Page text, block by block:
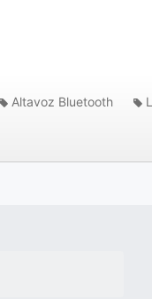
Altavoz Bluetooth